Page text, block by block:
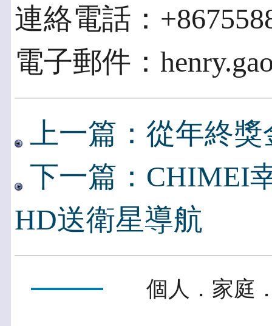
連絡電話：
電子郵件：
上一篇：從年終
下一篇：CHIMEI
HD送衛星導航
個人．家庭